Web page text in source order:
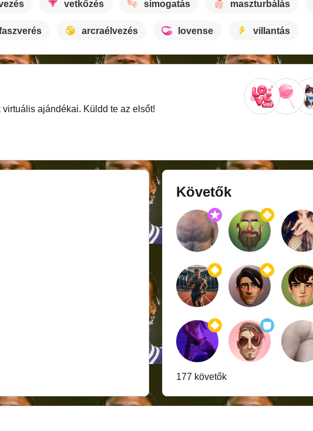
vetkőzés simogatás maszturbálás
arcraélvezés lovense villantás
ajándékai. Küldd te az elsőt!
Követők
177 követők